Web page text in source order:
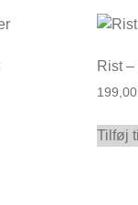
Rist
199,00
Tilføj